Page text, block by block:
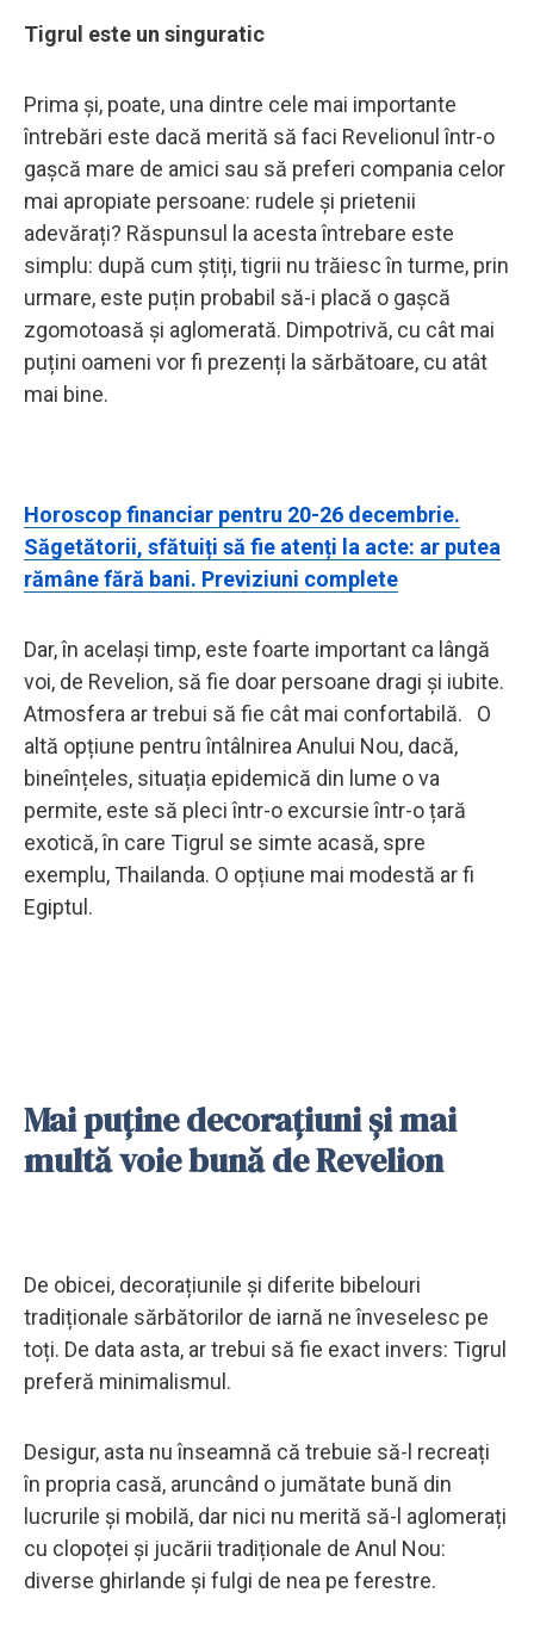
Tigrul este un singuratic
Prima și, poate, una dintre cele mai importante
întrebări este dacă merită să faci Revelionul într-o
gașcă mare de amici sau să preferi compania celor
mai apropiate persoane: rudele și prietenii
adevărați? Răspunsul la acesta întrebare este
simplu: după cum știți, tigrii nu trăiesc în turme, prin
urmare, este puțin probabil să-i placă o gașcă
zgomotoasă și aglomerată. Dimpotrivă, cu cât mai
puțini oameni vor fi prezenți la sărbătoare, cu atât
mai bine.
Horoscop financiar pentru 20-26 decembrie.
Săgetătorii, sfătuiți să fie atenți la acte: ar putea
rămâne fără bani. Previziuni complete
Dar, în același timp, este foarte important ca lângă
voi, de Revelion, să fie doar persoane dragi și iubite.
Atmosfera ar trebui să fie cât mai confortabilă. O
altă opțiune pentru întâlnirea Anului Nou, dacă,
bineînțeles, situația epidemică din lume o va
permite, este să pleci într-o excursie într-o țară
exotică, în care Tigrul se simte acasă, spre
exemplu, Thailanda. O opțiune mai modestă ar fi
Egiptul.
Mai puține decorațiuni și mai
multă voie bună de Revelion
De obicei, decorațiunile și diferite bibelouri
tradiționale sărbătorilor de iarnă ne înveselesc pe
toți. De data asta, ar trebui să fie exact invers: Tigrul
preferă minimalismul.
Desigur, asta nu înseamnă că trebuie să-l recreați
în propria casă, aruncând o jumătate bună din
lucrurile și mobilă, dar nici nu merită să-l aglomerați
cu clopoței și jucării tradiționale de Anul Nou:
diverse ghirlande și fulgi de nea pe ferestre.